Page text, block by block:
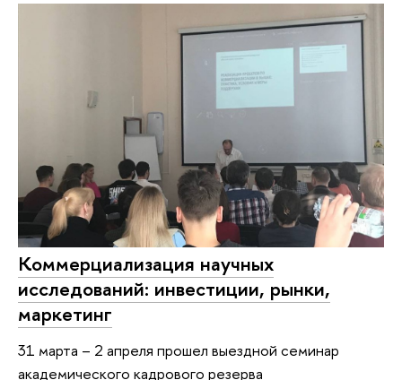
Коммерциализация научных
исследований: инвестиции, рынки,
маркетинг
31 марта – 2 апреля прошел выездной семинар
академического кадрового резерва